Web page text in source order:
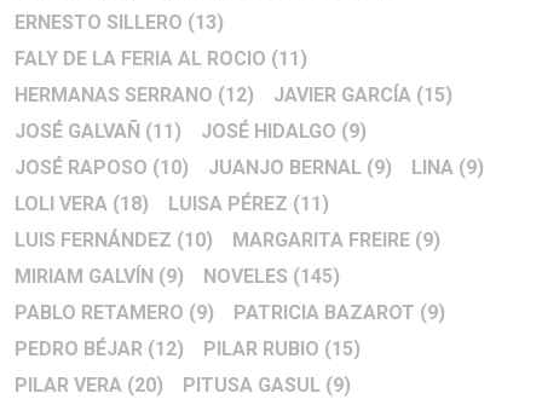
ERNESTO SILLERO (13)
FALY DE LA FERIA AL ROCIO (11)
HERMANAS SERRANO (12) JAVIER GARCÍA (15)
JOSÉ GALVAÑ (11) JOSÉ HIDALGO (9)
JOSÉ RAPOSO (10) JUANJO BERNAL (9) LINA (9)
LOLI VERA (18) LUISA PÉREZ (11)
LUIS FERNÁNDEZ (10) MARGARITA FREIRE (9)
MIRIAM GALVÍN (9) NOVELES (145)
PABLO RETAMERO (9) PATRICIA BAZAROT (9)
PEDRO BÉJAR (12) PILAR RUBIO (15)
PILAR VERA (20) PITUSA GASUL (9)